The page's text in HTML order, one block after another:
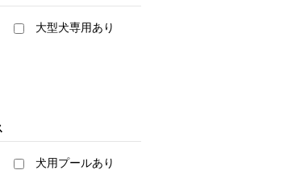
大型犬専用あり
犬用プールあり